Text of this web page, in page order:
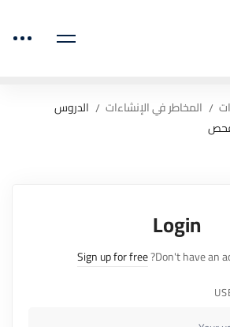
المخاطر في الإنشاءات
الدروس
Login
Don't have an
Sign up for free